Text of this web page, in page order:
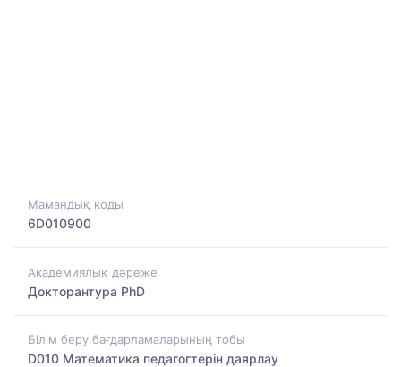
Мамандық коды
6D010900
Академиялық дәреже
Докторантура PhD
Білім беру бағдарламаларының тобы
D010 Математика педагогтерін даярлау